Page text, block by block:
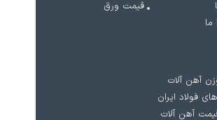
قیمت ورق
آهن آلات
فولاد ایران
آهن آلات